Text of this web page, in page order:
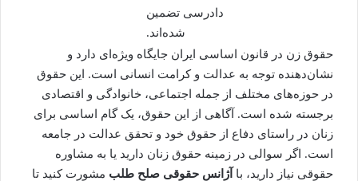
دادرسی تضمین
شده‌اند.
حقوق زن در قانون اساسی ایران جایگاه ویژه‌ای دارد و
نشان‌دهنده توجه به عدالت و کرامت انسانی است. این حقوق
در حوزه‌های مختلف از جمله اجتماعی، خانوادگی و اقتصادی
برجسته شده است. آگاهی از این حقوق، یک گام اساسی برای
زنان در راستای دفاع از حقوق خود و تحقق عدالت در جامعه
است. اگر سوالی در زمینه حقوق زنان دارید یا به مشاوره
حقوقی نیاز دارید، با آژانس حقوقی صلح طلب مشورت کنید تا